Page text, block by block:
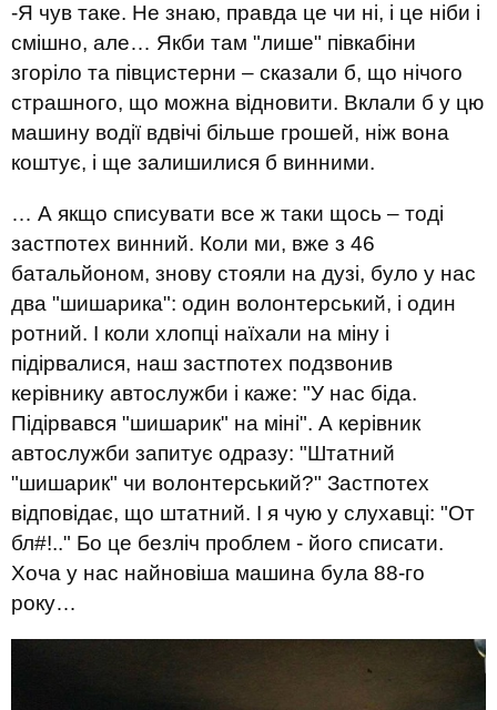
-Я чув таке. Не знаю, правда це чи ні, і це ніби і
смішно, але… Якби там "лише" півкабіни
згоріло та півцистерни – сказали б, що нічого
страшного, що можна відновити. Вклали б у цю
машину водії вдвічі більше грошей, ніж вона
коштує, і ще залишилися б винними.
… А якщо списувати все ж таки щось – тоді
застпотех винний. Коли ми, вже з 46
батальйоном, знову стояли на дузі, було у нас
два "шишарика": один волонтерський, і один
ротний. І коли хлопці наїхали на міну і
підірвалися, наш застпотех подзвонив
керівнику автослужби і каже: "У нас біда.
Підірвався "шишарик" на міні". А керівник
автослужби запитує одразу: "Штатний
"шишарик" чи волонтерський?" Застпотех
відповідає, що штатний. І я чую у слухавці: "От
бл#!.." Бо це безліч проблем - його списати.
Хоча у нас найновіша машина була 88-го
року…